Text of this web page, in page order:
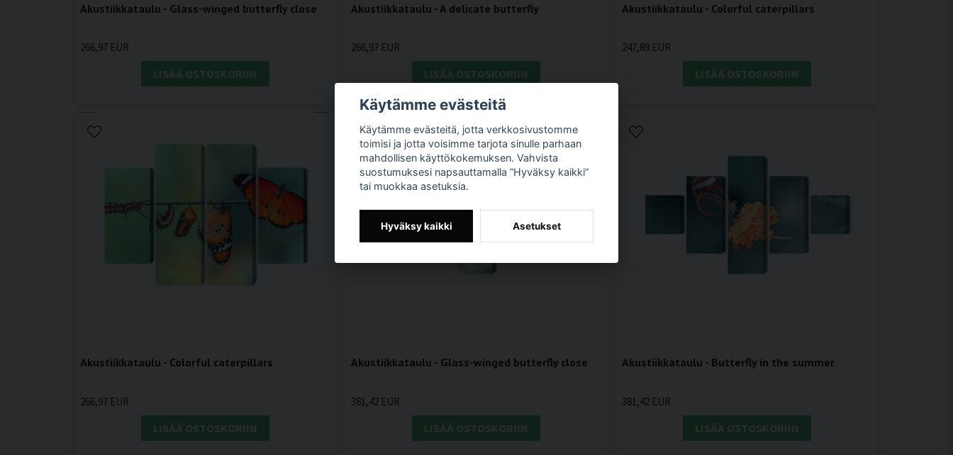
Akustiikkataulu - Glass-winged butterfly close
266,97 EUR
LISÄÄ OSTOSKORIIN
Akustiikkataulu - A delicate butterfly
266,97 EUR
LISÄÄ OSTOSKORIIN
Akustiikkataulu - Colorful caterpillars
247,89 EUR
LISÄÄ OSTOSKORIIN
Akustiikkataulu - Colorful caterpillars
266,97 EUR
LISÄÄ OSTOSKORIIN
Akustiikkataulu - Glass-winged butterfly close
381,42 EUR
LISÄÄ OSTOSKORIIN
Akustiikkataulu - Butterfly in the summer
381,42 EUR
LISÄÄ OSTOSKORIIN
Käytämme evästeitä
Käytämme evästeitä, jotta verkkosivustomme
toimisi ja jotta voisimme tarjota sinulle parhaan
mahdollisen käyttökokemuksen. Vahvista
suostumuksesi napsauttamalla ”Hyväksy kaikki”
tai muokkaa asetuksia.
Hyväksy kaikki Asetukset